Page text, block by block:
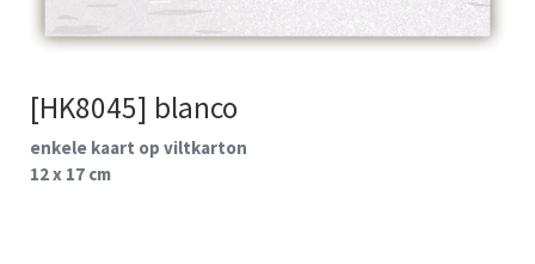
[HK8045] blanco
enkele kaart op viltkarton
12 x 17 cm